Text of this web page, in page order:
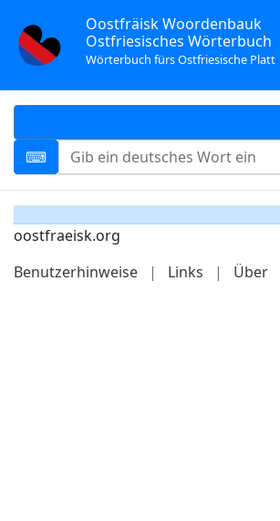
Oostfräisk Woordenbauk
Ostfriesisches Wörterbuch
Wörterbuch fürs Ostfriesische Platt
oostfraeisk.org
Benutzerhinweise
| Links | Über